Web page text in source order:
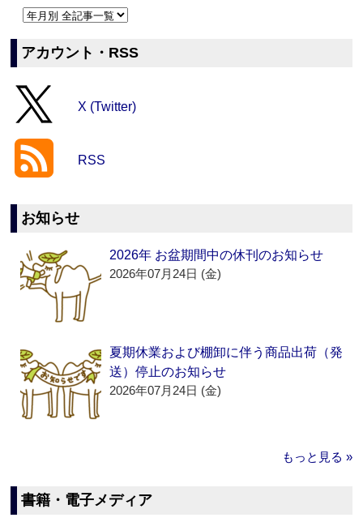
アカウント・RSS
X (Twitter)
RSS
お知らせ
2026年 お盆期間中の休刊のお知らせ
2026年07月24日 (金)
夏期休業および棚卸に伴う商品出荷（発
送）停止のお知らせ
2026年07月24日 (金)
もっと見る »
書籍・電子メディア